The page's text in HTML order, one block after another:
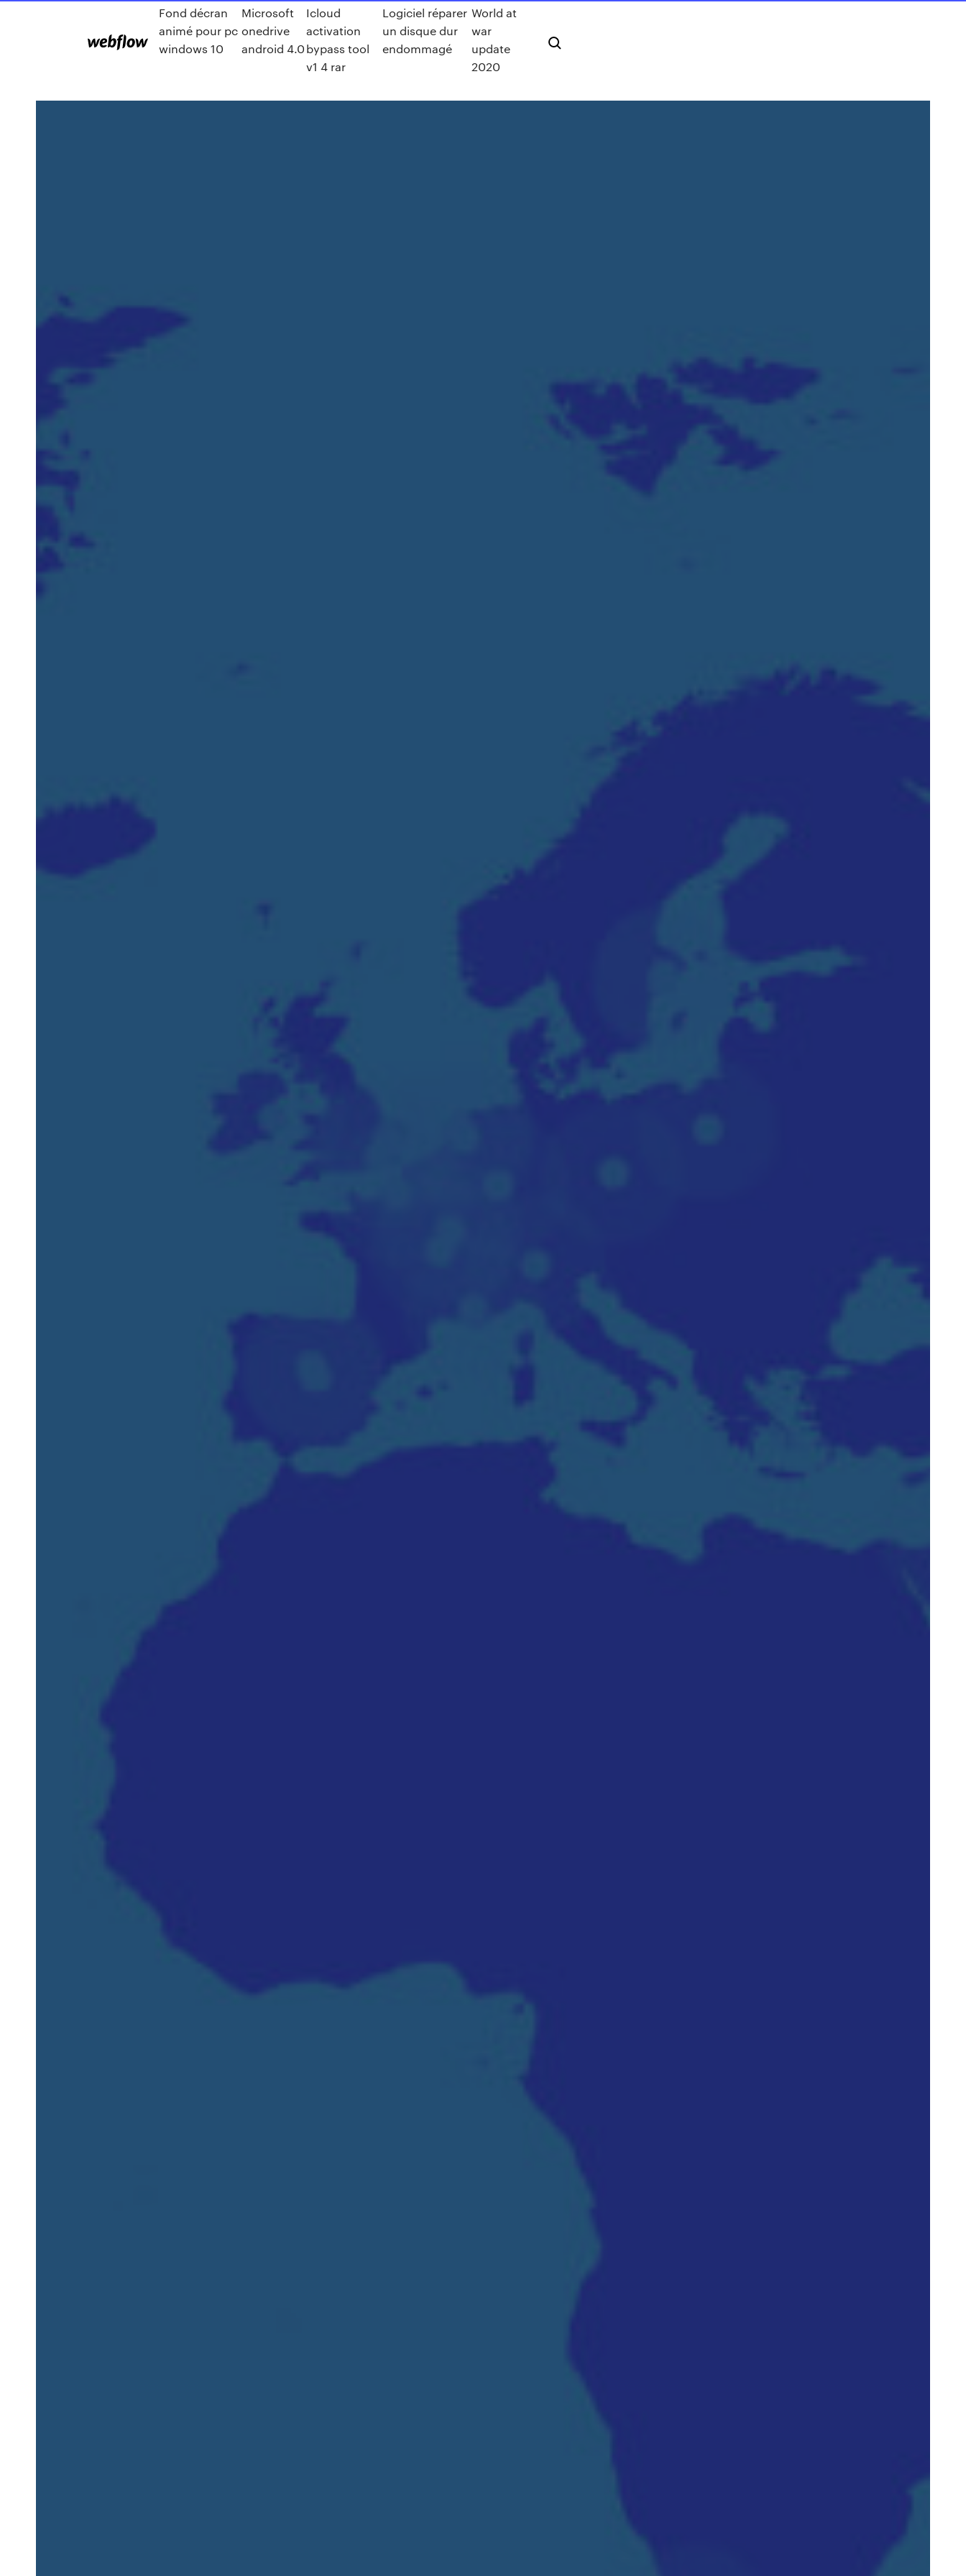
Fond décran
animé pour pc
windows 10
Microsoft
onedrive
android 4.0
Icloud
activation
bypass tool
v1 4 rar
Logiciel réparer
un disque dur
endommagé
World at
war
update
2020